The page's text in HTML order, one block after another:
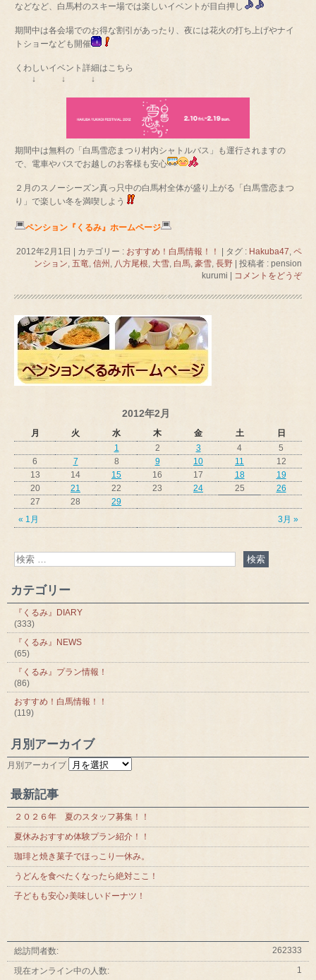
などなど、白馬村のスキー場では楽しいイベントが目白押し
期間中は各会場でのお得な割引があったり、夜には花火の打ち上げやナイ
トショーなども開催
くわしいイベント詳細はこちら
↓ ↓ ↓
期間中は無料の「白馬雪恋まつり村内シャトルバス」も運行されますの
で、電車やバスでお越しのお客様も安心
２月のスノーシーズン真っ只中の白馬村全体が盛り上がる「白馬雪恋まつ
り」で楽しい冬を満喫しよう
ペンション『くるみ』ホームページ
2012年2月1日 カテゴリー : おすすめ！白馬情報！！ タグ : Hakuba47, ペ
ンション, 五竜, 信州 , 八方尾根, 大雪, 白馬, 豪雪, 長野
投稿者 : pension
kurumi
コメントをどうぞ
2012年2月
月 火 水 木 金 土 日
« 1月 3月 »
1 2 3 4
5
6
7 8 9 10 11
12
13
14 15 16 17 18
19
20
21 22 23 24 25
26
27
28 29
カテゴリー
『くるみ』DIARY
(333)
『くるみ』NEWS
(65)
『くるみ』プラン情報！
(86)
おすすめ！白馬情報！！
(119)
月別アーカイブ
月別アーカイブ
最新記事
２０２６年 夏のスタッフ募集！！
夏休みおすすめ体験プラン紹介！！
珈琲と焼き菓子でほっこり一休み。
うどんを食べたくなったら絶対ここ！
子どもも安心♪美味しいドーナツ！
262333
総訪問者数:
1
現在オンライン中の人数: